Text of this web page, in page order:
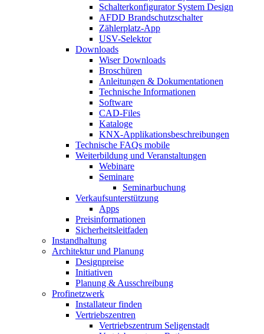
Schalterkonfigurator System Design
AFDD Brandschutzschalter
Zählerplatz-App
USV-Selektor
Downloads
Wiser Downloads
Broschüren
Anleitungen & Dokumentationen
Technische Informationen
Software
CAD-Files
Kataloge
KNX-Applikationsbeschreibungen
Technische FAQs mobile
Weiterbildung und Veranstaltungen
Webinare
Seminare
Seminarbuchung
Verkaufsunterstützung
Apps
Preisinformationen
Sicherheitsleitfaden
Instandhaltung
Architektur und Planung
Designpreise
Initiativen
Planung & Ausschreibung
Profinetzwerk
Installateur finden
Vertriebszentren
Vertriebszentrum Seligenstadt